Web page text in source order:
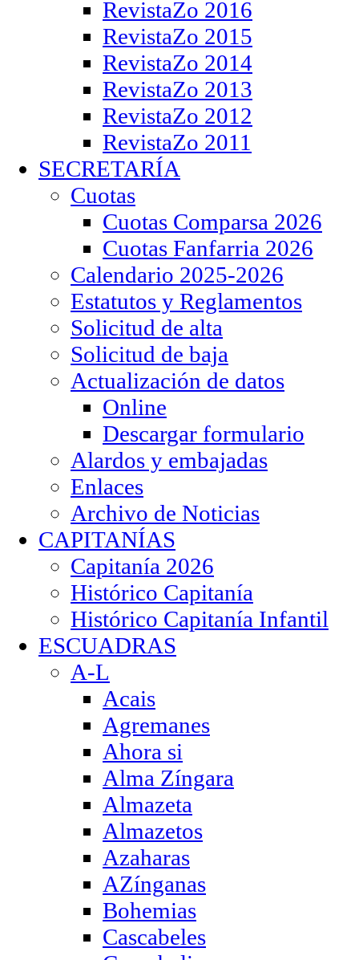
RevistaZo 2016
RevistaZo 2015
RevistaZo 2014
RevistaZo 2013
RevistaZo 2012
RevistaZo 2011
SECRETARÍA
Cuotas
Cuotas Comparsa 2026
Cuotas Fanfarria 2026
Calendario 2025-2026
Estatutos y Reglamentos
Solicitud de alta
Solicitud de baja
Actualización de datos
Online
Descargar formulario
Alardos y embajadas
Enlaces
Archivo de Noticias
CAPITANÍAS
Capitanía 2026
Histórico Capitanía
Histórico Capitanía Infantil
ESCUADRAS
A-L
Acais
Agremanes
Ahora si
Alma Zíngara
Almazeta
Almazetos
Azaharas
AZínganas
Bohemias
Cascabeles